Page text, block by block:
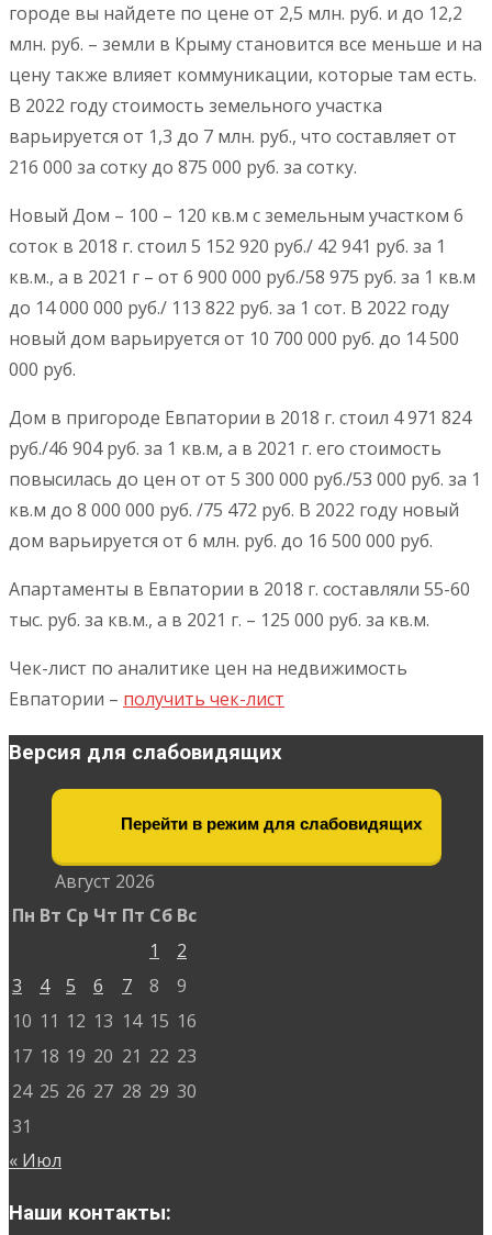
городе вы найдете по цене от 2,5 млн. руб. и до 12,2
млн. руб. – земли в Крыму становится все меньше и на
цену также влияет коммуникации, которые там есть.
В 2022 году стоимость земельного участка
варьируется от 1,3 до 7 млн. руб., что составляет от
216 000 за сотку до 875 000 руб. за сотку.
Новый Дом – 100 – 120 кв.м с земельным участком 6
соток в 2018 г. стоил 5 152 920 руб./ 42 941 руб. за 1
кв.м., а в 2021 г – от 6 900 000 руб./58 975 руб. за 1 кв.м
до 14 000 000 руб./ 113 822 руб. за 1 сот. В 2022 году
новый дом варьируется от 10 700 000 руб. до 14 500
000 руб.
Дом в пригороде Евпатории в 2018 г. стоил 4 971 824
руб./46 904 руб. за 1 кв.м, а в 2021 г. его стоимость
повысилась до цен от от 5 300 000 руб./53 000 руб. за 1
кв.м до 8 000 000 руб. /75 472 руб. В 2022 году новый
дом варьируется от 6 млн. руб. до 16 500 000 руб.
Апартаменты в Евпатории в 2018 г. составляли 55-60
тыс. руб. за кв.м., а в 2021 г. – 125 000 руб. за кв.м.
Чек-лист по аналитике цен на недвижимость
Евпатории – получить чек-лист
Версия для слабовидящих
Перейти в режим для слабовидящих
Август 2026
Пн Вт Ср Чт Пт Сб Вс
1
2
3
4 5 6 7 8
9
10 11 12 13 14 15 16
17 18 19 20 21 22 23
24 25 26 27 28 29 30
31
« Июл
Наши контакты: